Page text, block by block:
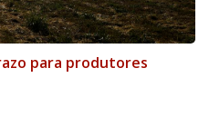
para produtores